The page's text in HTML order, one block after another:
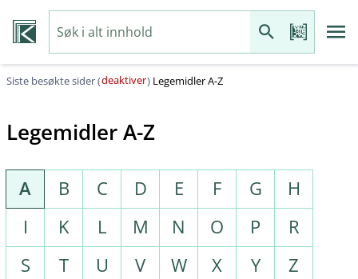
Siste besøkte sider (deaktiver) Legemidler A-Z
Legemidler A-Z
A B C D E F G
H
I
K L M N O P
R
S
T U V W X Y Z